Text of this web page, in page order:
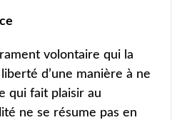
volontaire qui la
d’une manière à ne
qui fait plaisir au
ne se résume pas en